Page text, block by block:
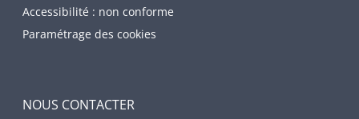
Accessibilité : non conforme
Paramétrage des cookies
NOUS CONTACTER